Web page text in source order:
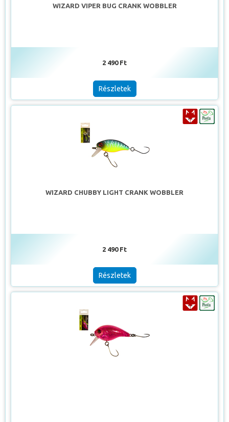
WIZARD VIPER BUG CRANK WOBBLER
2 490 Ft
Részletek
WIZARD CHUBBY LIGHT CRANK WOBBLER
2 490 Ft
Részletek